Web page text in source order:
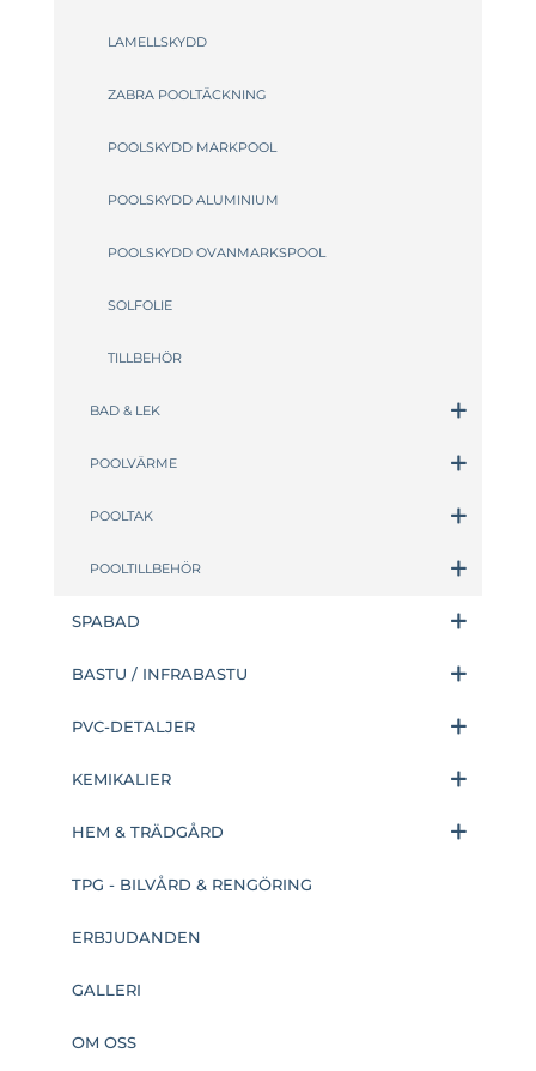
LAMELLSKYDD
ZABRA POOLTÄCKNING
POOLSKYDD MARKPOOL
POOLSKYDD ALUMINIUM
POOLSKYDD OVANMARKSPOOL
SOLFOLIE
TILLBEHÖR
BAD & LEK
POOLVÄRME
POOLTAK
POOLTILLBEHÖR
SPABAD
BASTU / INFRABASTU
PVC-DETALJER
KEMIKALIER
HEM & TRÄDGÅRD
TPG - BILVÅRD & RENGÖRING
ERBJUDANDEN
GALLERI
OM OSS